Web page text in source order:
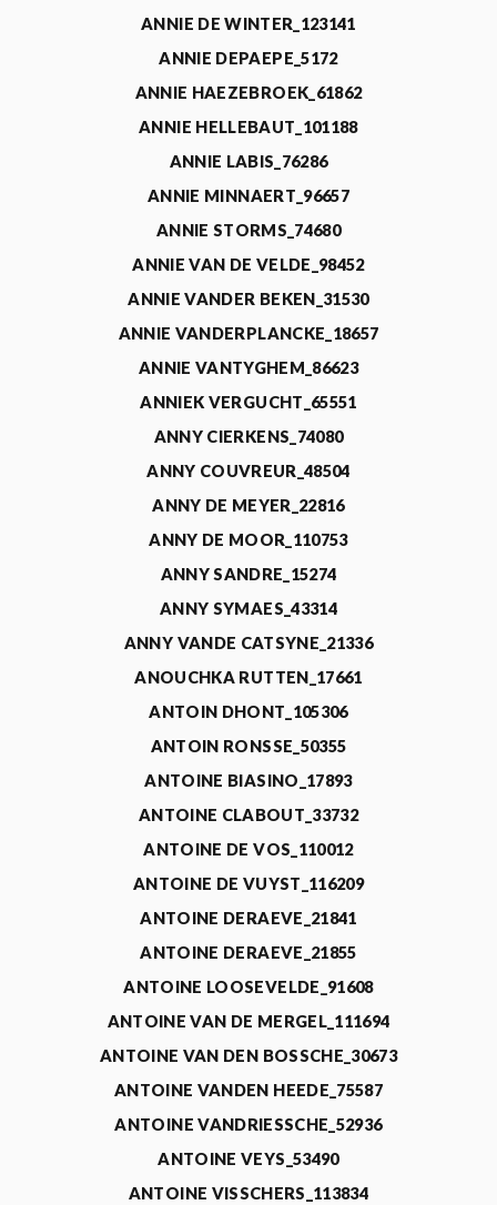
ANNIE DE WINTER_123141
ANNIE DEPAEPE_5172
ANNIE HAEZEBROEK_61862
ANNIE HELLEBAUT_101188
ANNIE LABIS_76286
ANNIE MINNAERT_96657
ANNIE STORMS_74680
ANNIE VAN DE VELDE_98452
ANNIE VANDER BEKEN_31530
ANNIE VANDERPLANCKE_18657
ANNIE VANTYGHEM_86623
ANNIEK VERGUCHT_65551
ANNY CIERKENS_74080
ANNY COUVREUR_48504
ANNY DE MEYER_22816
ANNY DE MOOR_110753
ANNY SANDRE_15274
ANNY SYMAES_43314
ANNY VANDE CATSYNE_21336
ANOUCHKA RUTTEN_17661
ANTOIN DHONT_105306
ANTOIN RONSSE_50355
ANTOINE BIASINO_17893
ANTOINE CLABOUT_33732
ANTOINE DE VOS_110012
ANTOINE DE VUYST_116209
ANTOINE DERAEVE_21841
ANTOINE DERAEVE_21855
ANTOINE LOOSEVELDE_91608
ANTOINE VAN DE MERGEL_111694
ANTOINE VAN DEN BOSSCHE_30673
ANTOINE VANDEN HEEDE_75587
ANTOINE VANDRIESSCHE_52936
ANTOINE VEYS_53490
ANTOINE VISSCHERS_113834